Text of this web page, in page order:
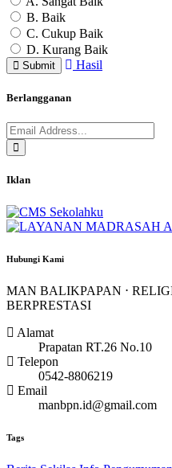
B. Baik
C. Cukup Baik
D. Kurang Baik
Submit Hasil
Berlangganan
Iklan
Hubungi Kami
MAN BALIKPAPAN ⋅
BERPRESTASI
Alamat
Prapatan RT.26 No.10
Telepon
0542-8806219
Email
manbpn.id@gmail.com
Tags